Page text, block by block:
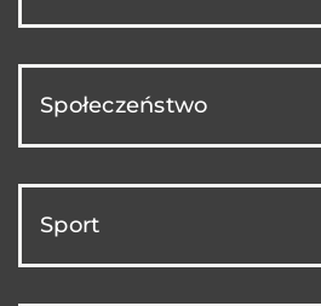
Społeczeństwo
Sport